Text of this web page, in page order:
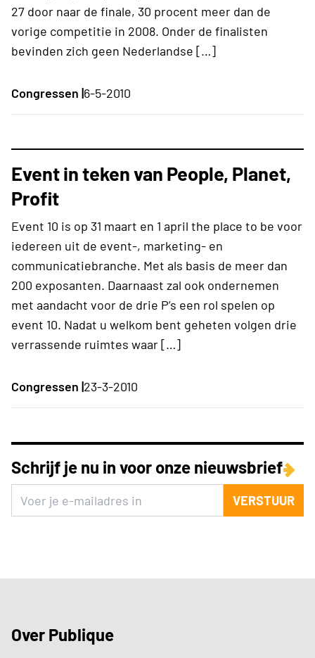
27 door naar de finale, 30 procent meer dan de
vorige competitie in 2008. Onder de finalisten
bevinden zich geen Nederlandse […]
Congressen |6-5-2010
Event in teken van People, Planet,
Profit
Event 10 is op 31 maart en 1 april the place to be voor
iedereen uit de event-, marketing- en
communicatiebranche. Met als basis de meer dan
200 exposanten. Daarnaast zal ook ondernemen
met aandacht voor de drie P’s een rol spelen op
event 10. Nadat u welkom bent geheten volgen drie
verrassende ruimtes waar […]
Congressen |23-3-2010
Schrijf je nu in voor onze nieuwsbrief
VERSTUUR
Over Publique